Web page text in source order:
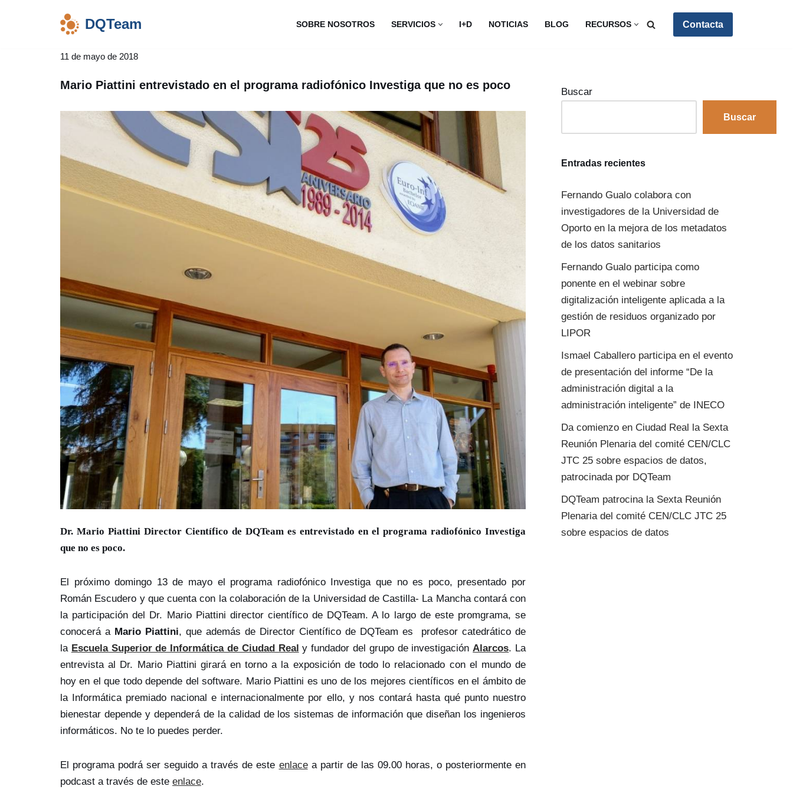
DQTeam SOBRE NOSOTROS SERVICIOS I+D NOTICIAS BLOG RECURSOS Contacta
11 de mayo de 2018
Mario Piattini entrevistado en el programa radiofónico Investiga que no es poco
Dr. Mario Piattini Director Científico de DQTeam es entrevistado en el programa radiofónico Investiga
que no es poco.
El próximo domingo 13 de mayo el programa radiofónico Investiga que no es poco, presentado por
Román Escudero y que cuenta con la colaboración de la Universidad de Castilla- La Mancha contará con
la participación del Dr. Mario Piattini director científico de DQTeam. A lo largo de este promgrama, se
conocerá a Mario Piattini, que además de Director Científico de DQTeam es profesor catedrático de
la Escuela Superior de Informática de Ciudad Real y fundador del grupo de investigaciónAlarcos. La
entrevista al Dr. Mario Piattini girará en torno a la exposición de todo lo relacionado con el mundo de
hoy en el que todo depende del software. Mario Piattini es uno de los mejores científicos en el ámbito de
la Informática premiado nacional e internacionalmente por ello, y nos contará hasta qué punto nuestro
bienestar depende y dependerá de la calidad de los sistemas de información que diseñan los ingenieros
informáticos. No te lo puedes perder.
El programa podrá ser seguido a través de este enlacea partir de las 09.00 horas, o posteriormente en
podcast a través de este enlace.
Buscar
Buscar
Entradas recientes
Fernando Gualo colabora con
investigadores de la Universidad de
Oporto en la mejora de los metadatos
de los datos sanitarios
Fernando Gualo participa como
ponente en el webinar sobre
digitalización inteligente aplicada a la
gestión de residuos organizado por
LIPOR
Ismael Caballero participa en el evento
de presentación del informe “De la
administración digital a la
administración inteligente” de INECO
Da comienzo en Ciudad Real la Sexta
Reunión Plenaria del comité CEN/CLC
JTC 25 sobre espacios de datos,
patrocinada por DQTeam
DQTeam patrocina la Sexta Reunión
Plenaria del comité CEN/CLC JTC 25
sobre espacios de datos